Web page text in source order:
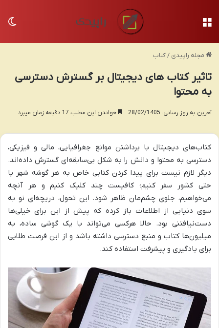
مجله راپیدی /کتاب
تاثیر کتاب های دیجیتال بر گسترش دسترسی
به محتوا
آخرین به روز رسانی: 28/02/1405 خواندن این مطلب 17 دقیقه زمان میبرد
کتاب‌های دیجیتال با برداشتن موانع جغرافیایی، مالی و فیزیکی،
دسترسی به محتوا و دانش را به شکل بی‌سابقه‌ای گسترش داده‌اند.
دیگر لازم نیست برای پیدا کردن کتابی خاص به هر گوشه شهر یا
حتی کشور سفر کنیم؛ کافیست چند کلیک کنیم و هر آنچه
می‌خواهیم، جلوی چشم‌مان ظاهر شود. این تحول، دریچه‌ای نو به
سوی دنیایی از اطلاعات باز کرده که پیش از این برای خیلی‌ها
دست‌نیافتنی بود. حالا هرکسی می‌تواند با یک گوشی ساده، به
میلیون‌ها کتاب و منبع دسترسی داشته باشد و از این فرصت طلایی
برای یادگیری و پیشرفت استفاده کند.